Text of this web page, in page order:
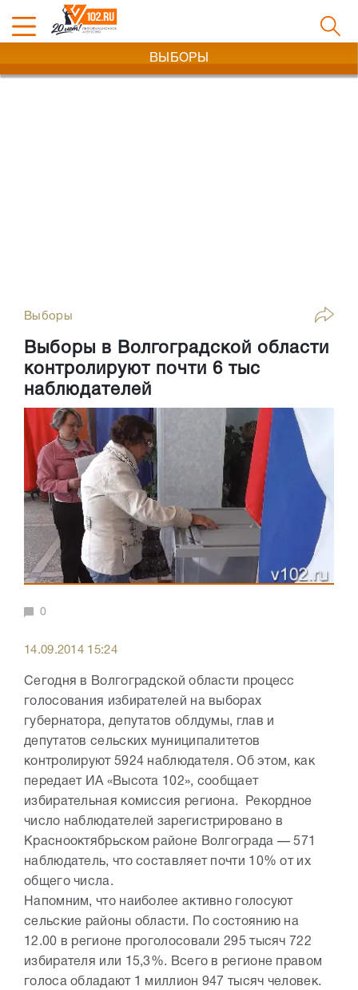
ВЫБОРЫ
Выборы
Выборы в Волгоградской области
контролируют почти 6 тыс
наблюдателей
0
14.09.2014 15:24
Сегодня в Волгоградской области процесс
голосования избирателей на выборах
губернатора, депутатов облдумы, глав и
депутатов сельских муниципалитетов
контролируют 5924 наблюдателя. Об этом, как
передает ИА «Высота 102», сообщает
избирательная комиссия региона. Рекордное
число наблюдателей зарегистрировано в
Краснооктябрьском районе Волгограда — 571
наблюдатель, что составляет почти 10% от их
общего числа.
Напомним, что наиболее активно голосуют
сельские районы области. По состоянию на
12.00 в регионе проголосовали 295 тысяч 722
избирателя или 15,3%. Всего в регионе правом
голоса обладают 1 миллион 947 тысяч человек.